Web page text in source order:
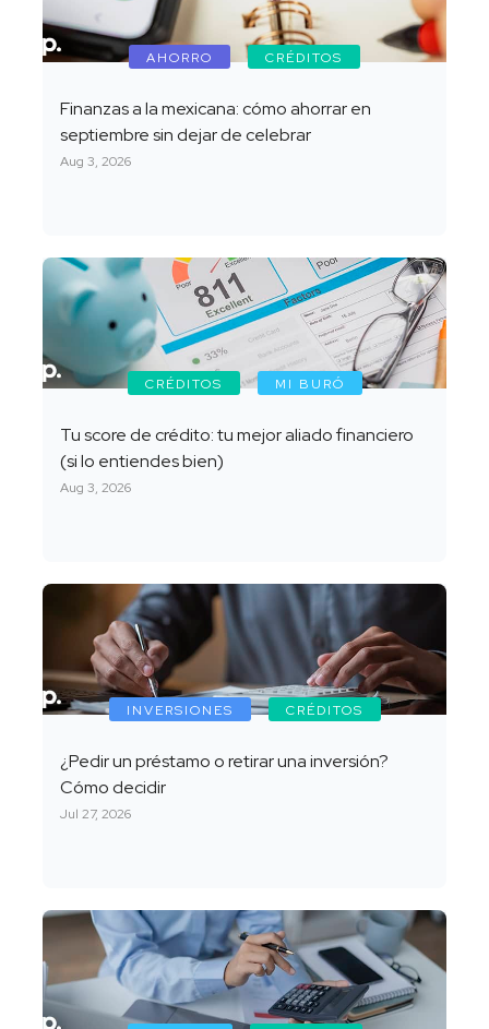
AHORRO CRÉDITOS
Finanzas a la mexicana: cómo ahorrar en
septiembre sin dejar de celebrar
Aug 3, 2026
CRÉDITOS MI BURÓ
Tu score de crédito: tu mejor aliado financiero
(si lo entiendes bien)
Aug 3, 2026
INVERSIONES CRÉDITOS
¿Pedir un préstamo o retirar una inversión?
Cómo decidir
Jul 27, 2026